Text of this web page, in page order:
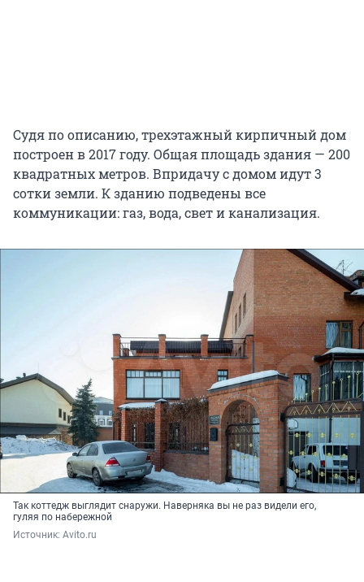
Судя по описанию, трехэтажный кирпичный дом
построен в 2017 году. Общая площадь здания — 200
квадратных метров. Впридачу с домом идут 3
сотки земли. К зданию подведены все
коммуникации: газ, вода, свет и канализация.
Так коттедж выглядит снаружи. Наверняка вы не раз видели его,
гуляя по набережной
Источник: Avito.ru